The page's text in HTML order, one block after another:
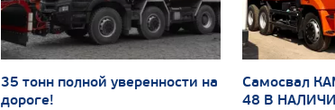
35 тонн полной уверенности на
дороге!
Самосвал
48 В